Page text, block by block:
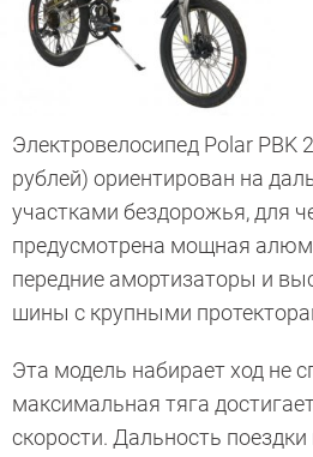
Электровелосипед Polar PBK
рублей) ориентирован на
участками бездорожья, для
предусмотрена мощная
передние амортизаторы и
шины с крупными
Эта модель набирает ход не
максимальная тяга
скорости. Дальность